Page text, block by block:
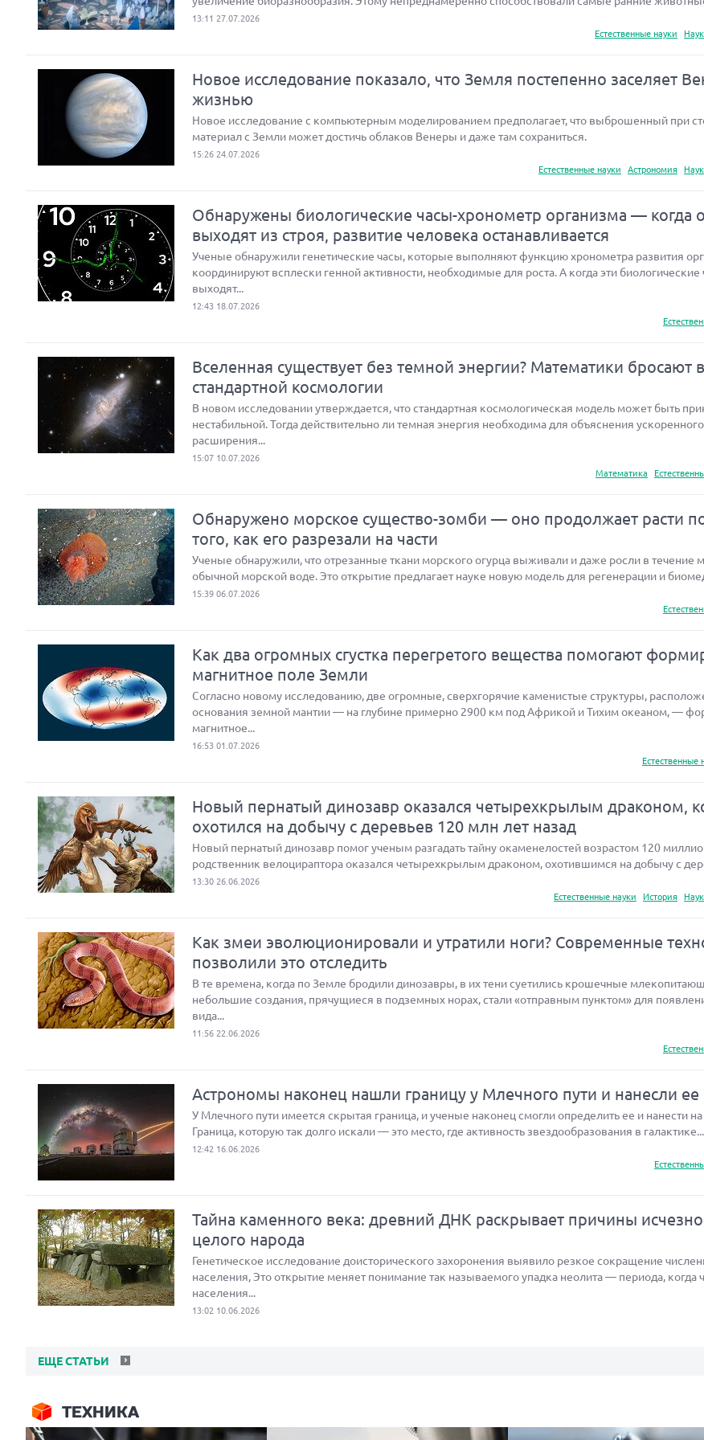
13:11 27.07.2026
Естественные науки
Новое исследование показало, что Земля постепенно заселяет
жизнью
Новое исследование с компьютерным моделированием предполагает, что выброшенный при
материал с Земли может достичь облаков Венеры и даже там сохраниться.
15:26 24.07.2026
Естественные науки
Астрономия
Обнаружены биологические часы-хронометр организма — когда
выходят из строя, развитие человека останавливается
Ученые обнаружили генетические часы, которые выполняют функцию хронометра развития
координируют всплески генной активности, необходимые для роста. А когда эти биологические
выходят...
12:43 18.07.2026
Вселенная существует без темной энергии? Математики бросают
стандартной космологии
В новом исследовании утверждается, что стандартная космологическая модель может быть
нестабильной. Тогда действительно ли темная энергия необходима для объяснения ускоренного
расширения...
15:07 10.07.2026
Математика
Обнаружено морское существо-зомби — оно продолжает расти
того, как его разрезали на части
Ученые обнаружили, что отрезанные ткани морского огурца выживали и даже росли в течение
обычной морской воде. Это открытие предлагает науке новую модель для регенерации и
15:39 06.07.2026
Как два огромных сгустка перегретого вещества помогают
магнитное поле Земли
Согласно новому исследованию, две огромные, сверхгорячие каменистые структуры,
основания земной мантии — на глубине примерно 2900 км под Африкой и Тихим океаном, —
магнитное...
16:53 01.07.2026
Естественные
Новый пернатый динозавр оказался четырехкрылым драконом,
охотился на добычу с деревьев 120 млн лет назад
Новый пернатый динозавр помог ученым разгадать тайну окаменелостей возрастом 120
родственник велоцираптора оказался четырехкрылым драконом, охотившимся на добычу с
13:30 26.06.2026
Естественные науки
История
Как змеи эволюционировали и утратили ноги? Современные
позволили это отследить
В те времена, когда по Земле бродили динозавры, в их тени суетились крошечные
небольшие создания, прячущиеся в подземных норах, стали «отправным пунктом» для
вида...
11:56 22.06.2026
Астрономы наконец нашли границу у Млечного пути и нанесли ее
У Млечного пути имеется скрытая граница, и ученые наконец смогли определить ее и нанести на
Граница, которую так долго искали — это место, где активность звездообразования в галактике...
12:42 16.06.2026
Тайна каменного века: древний ДНК раскрывает причины
целого народа
Генетическое исследование доисторического захоронения выявило резкое сокращение
населения, Это открытие меняет понимание так называемого упадка неолита — периода, когда
населения...
13:02 10.06.2026
ЕЩЕ СТАТЬИ
ТЕХНИКА
Next